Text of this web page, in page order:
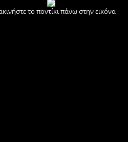
το ποντίκι πάνω στην εικόνα